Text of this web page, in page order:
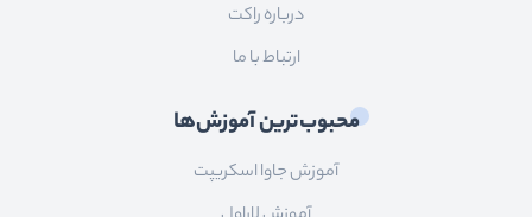
درباره راکت
ارتباط با ما
محبوب‌ترین آموزش‌ها
آموزش جاوا اسکریپت